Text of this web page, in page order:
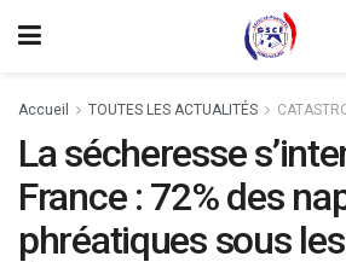
Accueil TOUTES LES ACTUALITÉS
La sécheresse
France : 72% des
phréatiques sous